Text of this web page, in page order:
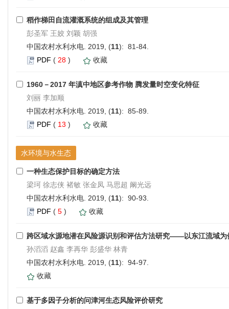
稻作梯田自流灌溉系统的组成及其管理
彭圣军 王姣 刘颖 胡强
中国农村水利水电. 2019, (11): 81-84.
PDF ( 28 ) 收藏
1960－2017 年滇中地区参考作物 腾发量时空变化特征
刘丽 李加顺
中国农村水利水电. 2019, (11): 85-89.
PDF ( 13 ) 收藏
水环境与水生态
一种生态保护目标的确定方法
梁珂 徐志侠 褚敏 张金凤 马思超 阚光远
中国农村水利水电. 2019, (11): 90-93.
PDF ( 5 ) 收藏
跨区域水源地潜在风险源识别和评估方法研究——以东江流域为
孙滔滔 赵鑫 李再华 彭盛华 林青
中国农村水利水电. 2019, (11): 94-97.
收藏
基于多因子分析的问津河生态风险评价研究